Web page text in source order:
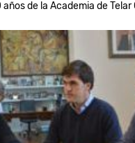
de la Academia de Telar